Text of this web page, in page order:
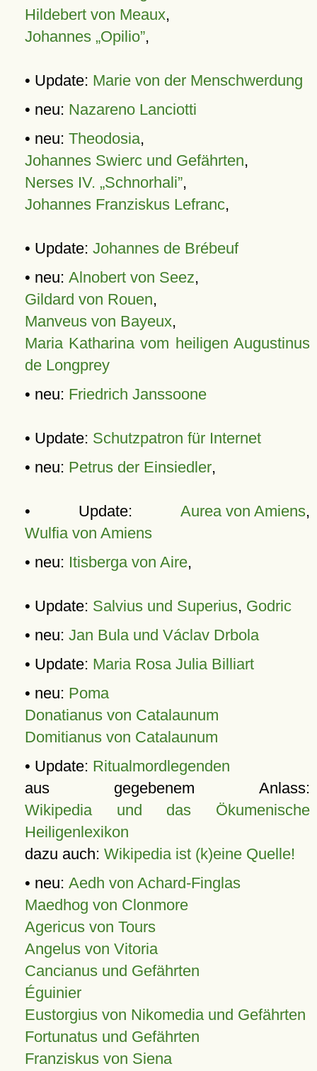
Hildebert von Meaux,
Johannes „Opilio”,
• Update: Marie von der Menschwerdung
• neu: Nazareno Lanciotti
• neu: Theodosia,
Johannes Swierc und Gefährten,
Nerses IV. „Schnorhali”,
Johannes Franziskus Lefranc,
• Update: Johannes de Brébeuf
• neu: Alnobert von Seez,
Gildard von Rouen,
Manveus von Bayeux,
Maria Katharina vom heiligen Augustinus
de Longprey
• neu: Friedrich Janssoone
• Update: Schutzpatron für Internet
• neu: Petrus der Einsiedler,
• Update: Aurea von Amiens,
Wulfia von Amiens
• neu: Itisberga von Aire,
• Update: Salvius und Superius, Godric
• neu: Jan Bula und Václav Drbola
• Update: Maria Rosa Julia Billiart
• neu: Poma
Donatianus von Catalaunum
Domitianus von Catalaunum
• Update: Ritualmordlegenden
aus gegebenem Anlass:
Wikipedia und das Ökumenische
Heiligenlexikon
dazu auch: Wikipedia ist (k)eine Quelle!
• neu: Aedh von Achard-Finglas
Maedhog von Clonmore
Agericus von Tours
Angelus von Vitoria
Cancianus und Gefährten
Éguinier
Eustorgius von Nikomedia und Gefährten
Fortunatus und Gefährten
Franziskus von Siena